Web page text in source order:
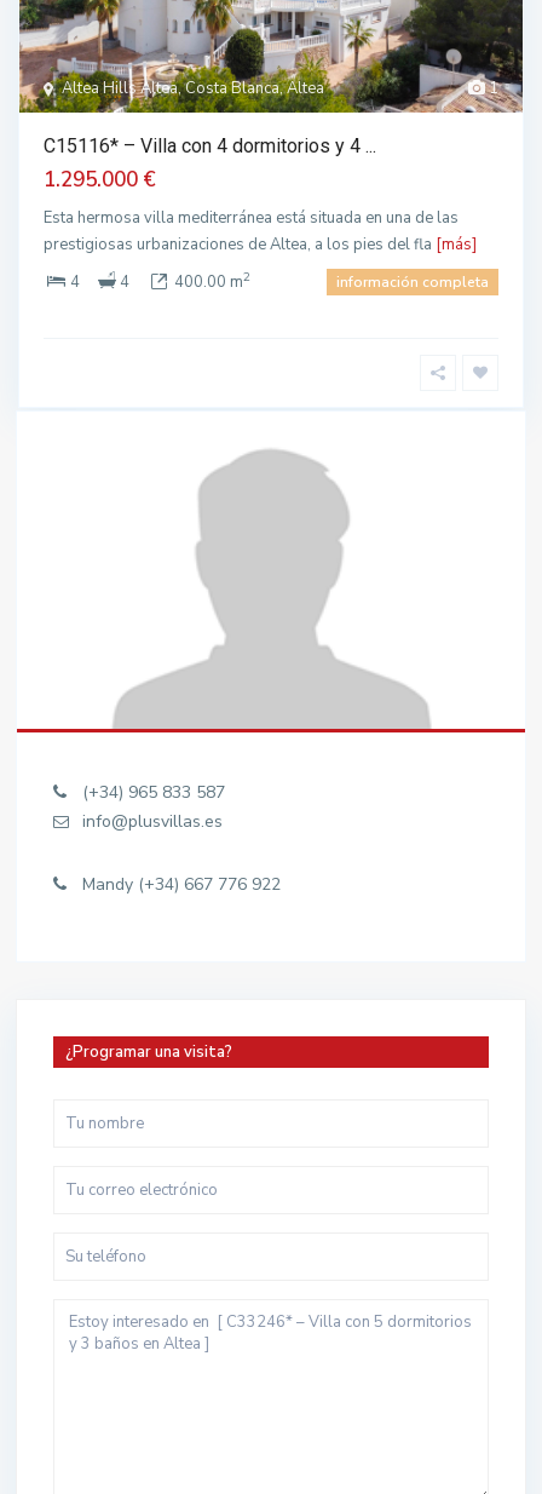
1
Altea Hills Altea, Costa Blanca, Altea
C15116* – Villa con 4 dormitorios y 4 ...
1.295.000 €
Esta hermosa villa mediterránea está situada en una de las
prestigiosas urbanizaciones de Altea, a los pies del fla [más]
4
4 400.00 m2 información completa
(+34) 965 833 587
info@plusvillas.es
Mandy (+34) 667 776 922
¿Programar una visita?